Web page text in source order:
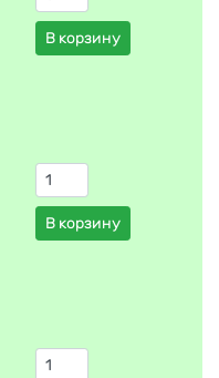
В корзину
В корзину